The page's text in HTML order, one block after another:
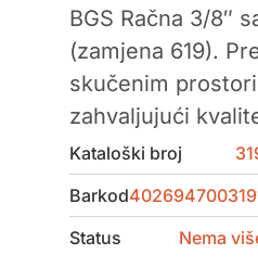
BGS Račna 3/8″
(zamjena 619).
skučenim
zahvaljujući
Kataloški broj
Barkod
Status
Nema